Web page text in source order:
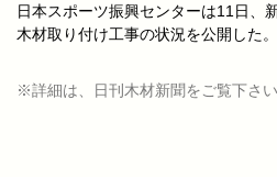
日本スポーツ振興センターは11日、
木材取り付け工事の状況を公開した。
※詳細は、日刊木材新聞をご覧下さい